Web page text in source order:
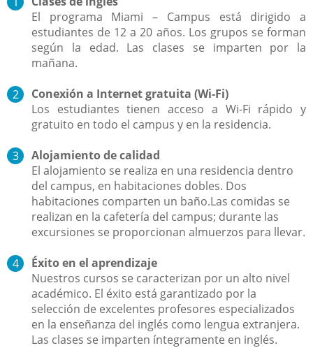
El programa Miami – Campus está dirigido a
estudiantes de 12 a 20 años. Los grupos se forman
según la edad. Las clases se imparten por la
mañana.
Conexión a Internet gratuita (Wi-Fi)
Los estudiantes tienen acceso a Wi-Fi rápido y
gratuito en todo el campus y en la residencia.
Alojamiento de calidad
El alojamiento se realiza en una residencia dentro
del campus, en habitaciones dobles. Dos
habitaciones comparten un baño.Las comidas se
realizan en la cafetería del campus; durante las
excursiones se proporcionan almuerzos para llevar.
Éxito en el aprendizaje
Nuestros cursos se caracterizan por un alto nivel
académico. El éxito está garantizado por la
selección de excelentes profesores especializados
en la enseñanza del inglés como lengua extranjera.
Las clases se imparten íntegramente en inglés.